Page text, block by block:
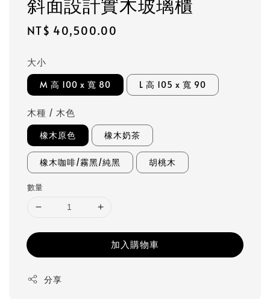
Regular
NT$ 40,500.00
大小
M 高 100 x 寬 80 L 高 105 x 寬 90
木種 / 木色
橡木原色 橡木奶茶
橡木咖啡/霧黑/純黑 胡桃木
數量
加入購物車
分享